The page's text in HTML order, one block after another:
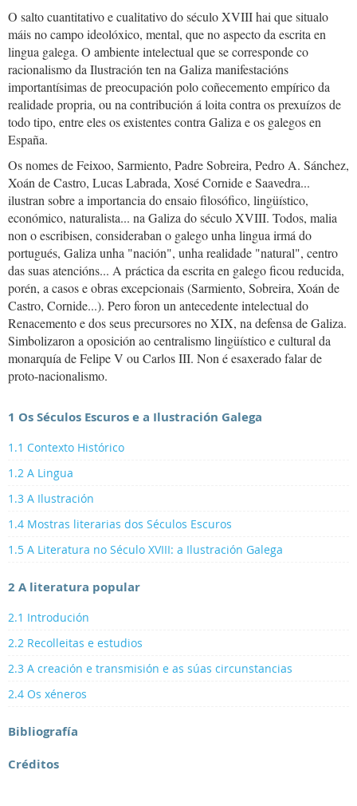
O salto cuantitativo e cualitativo do século XVIII hai que situalo
máis no campo ideolóxico, mental, que no aspecto da escrita en
lingua galega. O ambiente intelectual que se corresponde co
racionalismo da Ilustración ten na Galiza manifestacións
importantísimas de preocupación polo coñecemento empírico da
realidade propria, ou na contribución á loita contra os prexuízos de
todo tipo, entre eles os existentes contra Galiza e os galegos en
España.
Os nomes de Feixoo, Sarmiento, Padre Sobreira, Pedro A. Sánchez,
Xoán de Castro, Lucas Labrada, Xosé Cornide e Saavedra...
ilustran sobre a importancia do ensaio filosófico, lingüístico,
económico, naturalista... na Galiza do século XVIII. Todos, malia
non o escribisen, consideraban o galego unha lingua irmá do
portugués, Galiza unha "nación", unha realidade "natural", centro
das suas atencións... A práctica da escrita en galego ficou reducida,
porén, a casos e obras excepcionais (Sarmiento, Sobreira, Xoán de
Castro, Cornide...). Pero foron un antecedente intelectual do
Renacemento e dos seus precursores no XIX, na defensa de Galiza.
Simbolizaron a oposición ao centralismo lingüístico e cultural da
monarquía de Felipe V ou Carlos III. Non é esaxerado falar de
proto-nacionalismo.
1 Os Séculos Escuros e a Ilustración Galega
1.1 Contexto Histórico
1.2 A Lingua
1.3 A Ilustración
1.4 Mostras literarias dos Séculos Escuros
1.5 A Literatura no Século XVIII: a Ilustración Galega
2 A literatura popular
2.1 Introdución
2.2 Recolleitas e estudios
2.3 A creación e transmisión e as súas circunstancias
2.4 Os xéneros
Bibliografía
Créditos